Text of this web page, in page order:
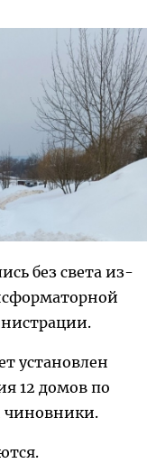
без света из-
установлен
12 домов по
чиновники.